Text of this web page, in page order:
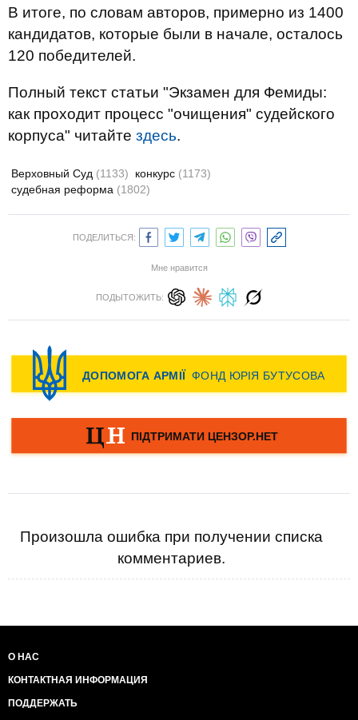
В итоге, по словам авторов, примерно из 1400
кандидатов, которые были в начале, осталось
120 победителей.
Полный текст статьи "Экзамен для Фемиды:
как проходит процесс "очищения" судейского
корпуса" читайте здесь.
Верховный Суд (1133) конкурс (1173)
судебная реформа (1802)
ПОДЕЛИТЬСЯ:
Мне нравится
ПОДЫТОЖИТЬ:
Произошла ошибка при получении списка
комментариев.
О НАС
КОНТАКТНАЯ ИНФОРМАЦИЯ
ПОДДЕРЖАТЬ